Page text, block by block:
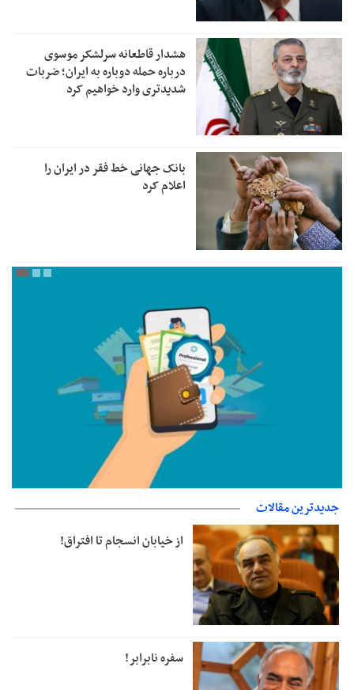
هشدار قاطعانه سرلشکر موسوی
درباره حمله دوباره به ایران؛ ضربات
شدیدتری وارد خواهیم کرد
بانک جهانی خط فقر در ایران را
اعلام کرد
جزئیات فعال‌سازی «کیف پول ایران» اعلام شد
جدیدترین مقالات
از خیابان انسجام تا افتراق!
سفره نابرابر!